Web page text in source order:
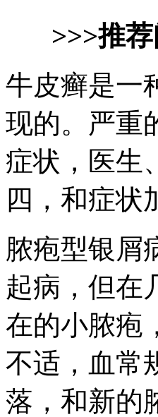
>>>推荐
牛皮癣是一
现的。严重
症状，医生
四，和症状
脓疱型银屑
起病，但在
在的小脓疱
不适，血常
落，和新的